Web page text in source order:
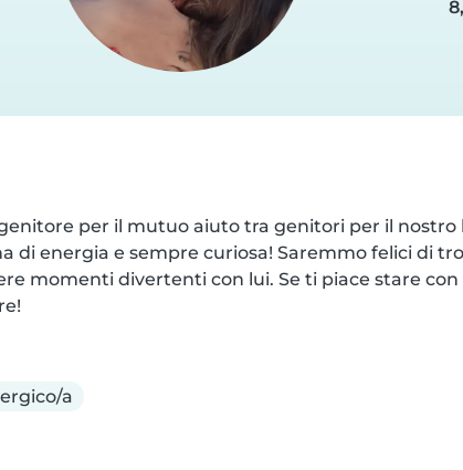
per il mutuo aiuto tra genitori per il nostro
di energia e sempre curiosa! Saremmo felici di
momenti divertenti con lui. Se ti piace stare con
a